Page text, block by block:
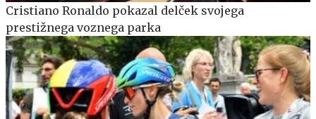
Cristiano Ronaldo pokazal delček svojega
prestižnega voznega parka